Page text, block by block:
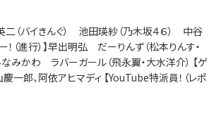
英二（バイきんぐ） 池田瑛紗（乃木坂４６） 中谷
！（進行）】早出明弘 だーりんず（松本りんす・
みかわ ラバーガール（飛永翼・大水洋介） 【ゲ
慶一郎、阿依アヒマディ 【YouTube特派員！（レポ